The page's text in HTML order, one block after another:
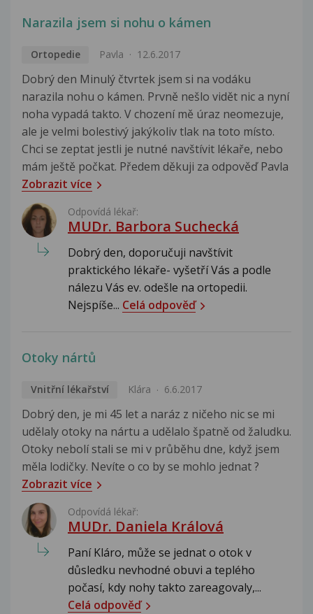
Narazila jsem si nohu o kámen
Ortopedie Pavla 12.6.2017
Dobrý den Minulý čtvrtek jsem si na vodáku
narazila nohu o kámen. Prvně nešlo vidět nic a nyní
noha vypadá takto. V chození mě úraz neomezuje,
ale je velmi bolestivý jakýkoliv tlak na toto místo.
Chci se zeptat jestli je nutné navštívit lékaře, nebo
mám ještě počkat. Předem děkuji za odpověď Pavla
Zobrazit více
Odpovídá lékař:
MUDr. Barbora Suchecká
Dobrý den, doporučuji navštívit
praktického lékaře- vyšetří Vás a podle
nálezu Vás ev. odešle na ortopedii.
Nejspíše... Celá odpověď
Otoky nártů
Vnitřní lékařství Klára 6.6.2017
Dobrý den, je mi 45 let a naráz z ničeho nic se mi
udělaly otoky na nártu a udělalo špatně od žaludku.
Otoky nebolí stali se mi v průběhu dne, když jsem
měla lodičky. Nevíte o co by se mohlo jednat ?
Zobrazit více
Odpovídá lékař:
MUDr. Daniela Králová
Paní Kláro, může se jednat o otok v
důsledku nevhodné obuvi a teplého
počasí, kdy nohy takto zareagovaly,...
Celá odpověď